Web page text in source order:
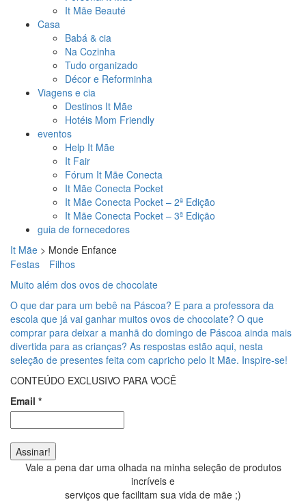
It Mãe Beauté
Casa
Babá & cia
Na Cozinha
Tudo organizado
Décor e Reforminha
Viagens e cia
Destinos It Mãe
Hotéis Mom Friendly
eventos
Help It Mãe
It Fair
Fórum It Mãe Conecta
It Mãe Conecta Pocket
It Mãe Conecta Pocket – 2ª Edição
It Mãe Conecta Pocket – 3ª Edição
guia de fornecedores
It Mãe > Monde Enfance
Festas
Filhos
Muito além dos ovos de chocolate
O que dar para um bebê na Páscoa? E para a professora da
escola que já vai ganhar muitos ovos de chocolate? O que
comprar para deixar a manhã do domingo de Páscoa ainda mais
divertida para as crianças? As respostas estão aqui, nesta
seleção de presentes feita com capricho pelo It Mãe. Inspire-se!
CONTEÚDO EXCLUSIVO PARA VOCÊ
Email *
Vale a pena dar uma olhada na minha seleção de produtos
incríveis e
serviços que facilitam sua vida de mãe ;)